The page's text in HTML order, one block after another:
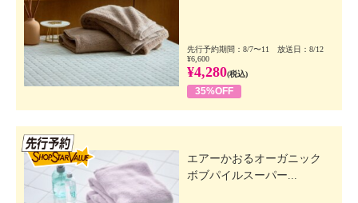
先行予約期間：8/7〜11 放送日：8/12
¥6,600
¥4,280(税込)
35%OFF
エアーかおるオーガニック
ボブパイルスーパー...